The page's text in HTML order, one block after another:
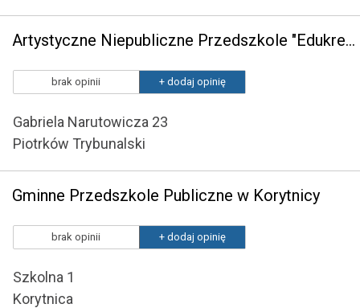
Artystyczne Niepubliczne Przedszkole "Edukreator" z Oddziałem Terapeutycznym w Piotrkowie Trybunalskim
brak opinii + dodaj opinię
Gabriela Narutowicza 23
Piotrków Trybunalski
Gminne Przedszkole Publiczne w Korytnicy
brak opinii + dodaj opinię
Szkolna 1
Korytnica